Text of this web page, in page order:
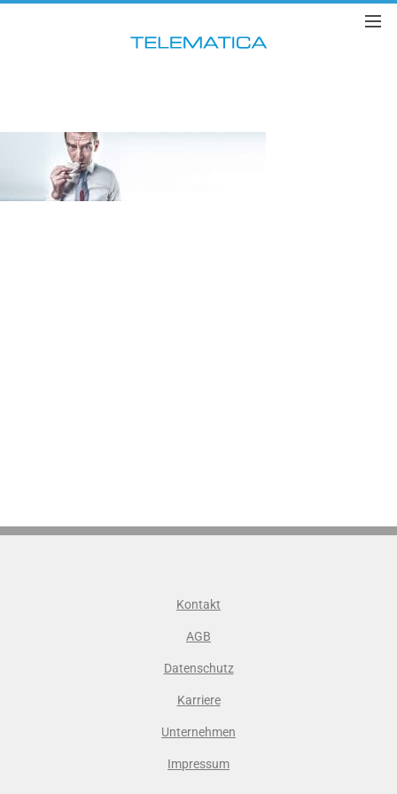
Kontakt
AGB
Datenschutz
Karriere
Unternehmen
Impressum